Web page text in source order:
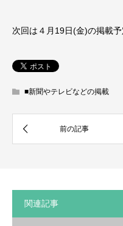
次回は４月19日(金)の掲載予
■新聞やテレビなどの掲載
関連記事